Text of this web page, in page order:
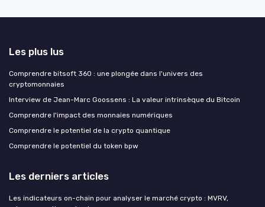
Les plus lus
Comprendre bitsoft 360 : une plongée dans l'univers des
cryptomonnaies
Interview de Jean-Marc Goossens : La valeur intrinsèque du Bitcoin
Comprendre l'impact des monnaies numériques
Comprendre le potentiel de la crypto quantique
Comprendre le potentiel du token bpw
Les derniers articles
Les indicateurs on-chain pour analyser le marché crypto : MVRV,